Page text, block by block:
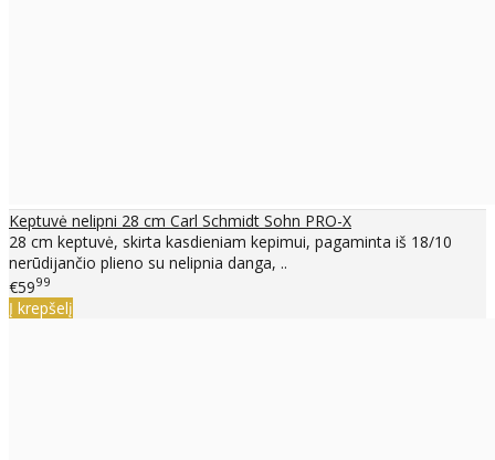
Keptuvė nelipni 28 cm Carl Schmidt Sohn PRO-X
28 cm keptuvė, skirta kasdieniam kepimui, pagaminta iš 18/10
nerūdijančio plieno su nelipnia danga, ..
€5999
Į krepšelį